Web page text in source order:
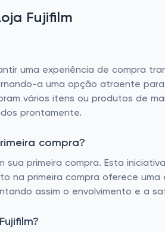
Fujifilm
uma experiência de compra
a uma opção atraente
vários itens ou produtos de
prontamente.
compra?
primeira compra. Esta
na primeira compra oferece
assim o envolvimento e a